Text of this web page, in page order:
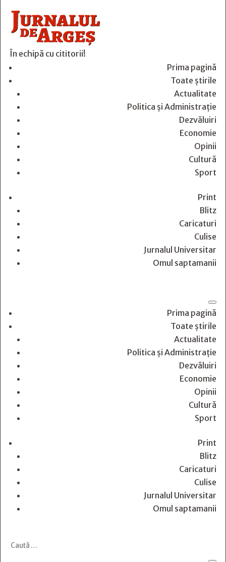
În echipă cu cititorii!
Prima pagină
Toate știrile
Actualitate
Politica și Administrație
Dezvăluiri
Economie
Opinii
Cultură
Sport
Print
Blitz
Caricaturi
Culise
Jurnalul Universitar
Omul saptamanii
Prima pagină
Toate știrile
Actualitate
Politica și Administrație
Dezvăluiri
Economie
Opinii
Cultură
Sport
Print
Blitz
Caricaturi
Culise
Jurnalul Universitar
Omul saptamanii